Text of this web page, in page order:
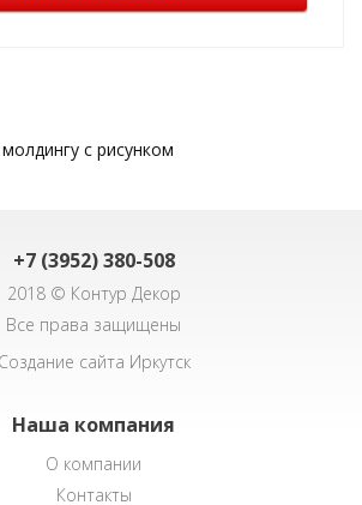
с рисунком
+7 (3952) 380-508
2018 © Контур Декор
Все права защищены
Создание сайта Иркутск
Наша компания
О компании
Контакты